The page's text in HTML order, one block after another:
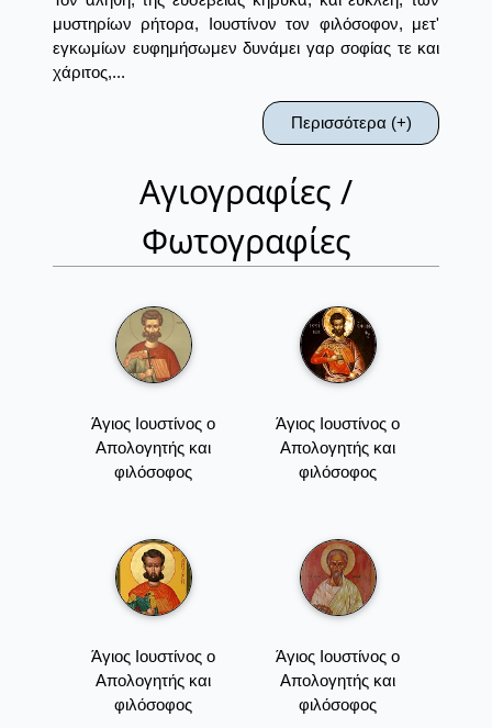
μυστηρίων ρήτορα, Ιουστίνον τον φιλόσοφον, μετ'
εγκωμίων ευφημήσωμεν δυνάμει γαρ σοφίας τε και
χάριτος,...
Περισσότερα (+)
Αγιογραφίες /
Φωτογραφίες
Άγιος Ιουστίνος ο
Απολογητής και
φιλόσοφος
Άγιος Ιουστίνος ο
Απολογητής και
φιλόσοφος
Άγιος Ιουστίνος ο
Απολογητής και
φιλόσοφος
Άγιος Ιουστίνος ο
Απολογητής και
φιλόσοφος